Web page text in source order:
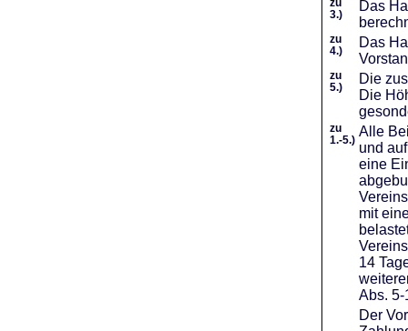
zu
3.)
Das
zu
4.)
Das
zu
5.)
Die
Die
zu
1.-5.)
Alle
und
eine
mit
14
Abs.
Der